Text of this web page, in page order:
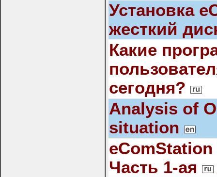
Установка
жесткий
Какие
сегодня?
Analysis of
situation
Часть 1-ая